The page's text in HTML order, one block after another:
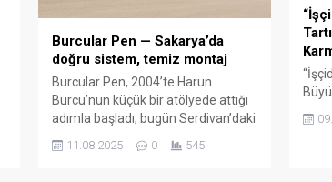
Burcular Pen — Sakarya’da
doğru sistem, temiz montaj
Burcular Pen, 2004’te Harun
Burcu’nun küçük bir atölyede attığı
adımla başladı; bugün Serdivan’daki
kapalı üretim alanıyla, Sakarya ve
11.08.2025 0 545